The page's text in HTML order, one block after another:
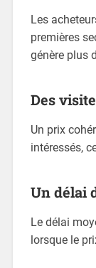
Les
premières
génère plus
Des
Un prix
intéressés,
Un délai
Le délai
lorsque le